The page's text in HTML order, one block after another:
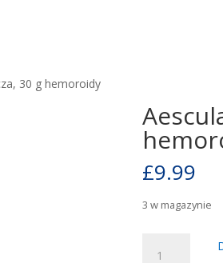
30 g hemoroidy
£9.99
3 w magazynie